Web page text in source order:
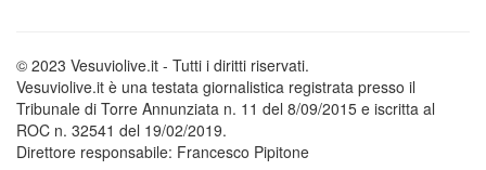
© 2023 Vesuviolive.it - Tutti i diritti riservati.
Vesuviolive.it è una testata giornalistica registrata presso il
Tribunale di Torre Annunziata n. 11 del 8/09/2015 e iscritta al
ROC n. 32541 del 19/02/2019.
Direttore responsabile: Francesco Pipitone